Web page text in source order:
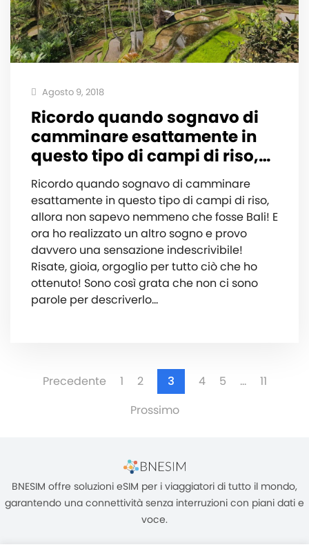
Agosto 9, 2018
Ricordo quando sognavo di
camminare esattamente in
questo tipo di campi di riso,…
Ricordo quando sognavo di camminare
esattamente in questo tipo di campi di riso,
allora non sapevo nemmeno che fosse Bali! E
ora ho realizzato un altro sogno e provo
davvero una sensazione indescrivibile!
Risate, gioia, orgoglio per tutto ciò che ho
ottenuto! Sono così grata che non ci sono
parole per descriverlo...
Precedente 1 2 3 4 5 …
11
Prossimo
BNESIM offre soluzioni eSIM per i viaggiatori di tutto il mondo,
garantendo una connettività senza interruzioni con piani dati e
voce.